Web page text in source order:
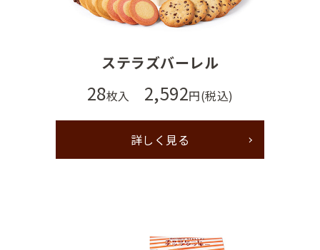
ステラズバーレル
28枚入 2,592円(税込)
詳しく見る